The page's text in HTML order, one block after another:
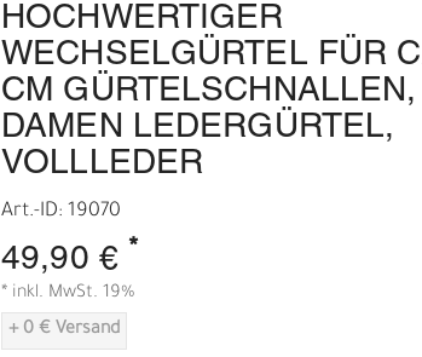
HOCHWERTIGER
WECHSELGÜRTEL FÜR
CM GÜRTELSCHNALLEN,
DAMEN LEDERGÜRTEL,
VOLLLEDER
Art.-ID: 19070
49,90 € *
* inkl. MwSt. 19%
+ 0 € Versand